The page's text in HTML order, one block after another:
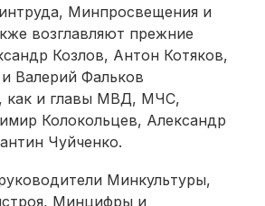
Минпросвещения и
возглавляют прежние
Козлов, Антон Котяков,
Валерий Фальков
как и главы МВД, МЧС,
Колокольцев, Александр
Чуйченко.
Минкультуры,
Минцифры и